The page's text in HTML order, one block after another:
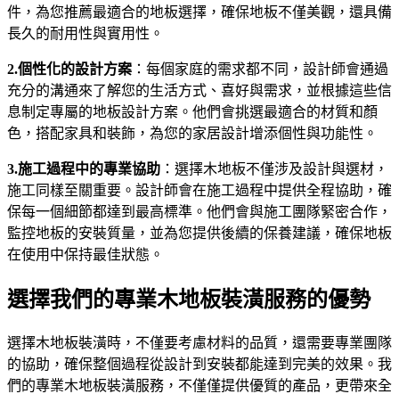
件，為您推薦最適合的地板選擇，確保地板不僅美觀，還具備
長久的耐用性與實用性。
2.個性化的設計方案 ：每個家庭的需求都不同，設計師會通過
充分的溝通來了解您的生活方式、喜好與需求，並根據這些信
息制定專屬的地板設計方案。他們會挑選最適合的材質和顏
色，搭配家具和裝飾，為您的家居設計增添個性與功能性。
3.施工過程中的專業協助 ：選擇木地板不僅涉及設計與選材，
施工同樣至關重要。設計師會在施工過程中提供全程協助，確
保每一個細節都達到最高標準。他們會與施工團隊緊密合作，
監控地板的安裝質量，並為您提供後續的保養建議，確保地板
在使用中保持最佳狀態。
選擇我們的專業木地板裝潢服務的優勢
選擇木地板裝潢時，不僅要考慮材料的品質，還需要專業團隊
的協助，確保整個過程從設計到安裝都能達到完美的效果。我
們的專業木地板裝潢服務，不僅僅提供優質的產品，更帶來全